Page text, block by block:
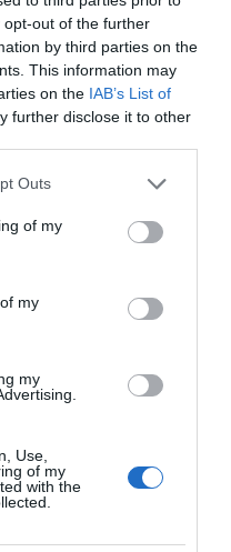
out of the further
by third parties on the
This information may
on the IAB’s List of
further disclose it to other
one or more Google
You may click to
its third-party tags to
in below Google
Outs
of my
my
my
Use,
of my
with the
,Mad Video Music
τυπολογιεσ,MEGA,
τη… ζωή μας
της κο­μπίνας